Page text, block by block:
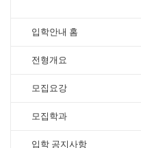
입학안내 홈
전형개요
모집요강
모집학과
입학 공지사항